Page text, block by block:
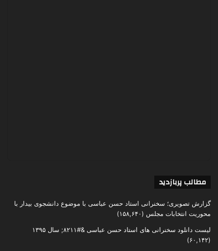
مطالب پربازدید
گزارش تصویری؛ سخنرانی استاد حسن عباسی با موضوع دانشجوی بیدار با
محوریت انتخابات مجلس (۱۵۸,۶۴۰)
لیست دانلود سخنرانی های استاد حسن عباسی &#۸۲۱۱; سال ۱۳۹۵
(۶۰,۱۴۲)